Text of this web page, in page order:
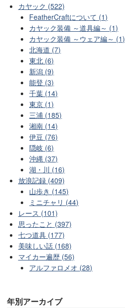
カヤック (522)
FeatherCraftについて (1)
カヤック装備 ～道具編～ (1)
カヤック装備 ～ウェア編～ (1)
北海道 (7)
東北 (6)
新潟 (9)
能登 (3)
千葉 (14)
東京 (1)
三浦 (185)
湘南 (14)
伊豆 (76)
隠岐 (6)
沖縄 (37)
湖・川 (16)
放浪記録 (409)
山歩き (145)
ミニチャリ (44)
レース (101)
思ったこと (397)
七つ道具 (177)
美味しい話 (168)
マイカー遍歴 (56)
アルファロメオ (28)
年別アーカイブ